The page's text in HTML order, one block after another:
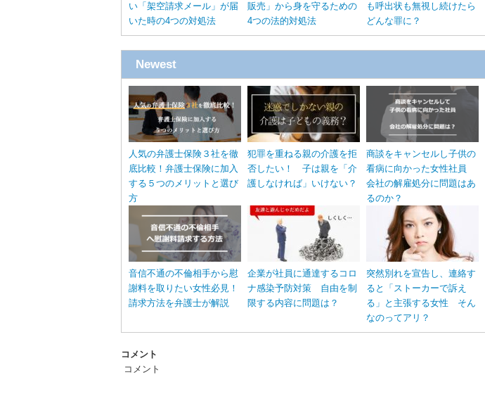
い「架空請求メール」が届
いた時の4つの対処法
販売」から身を守るための
4つの法的対処法
も呼出状も無視し続けたら
どんな罪に？
Newest
人気の弁護士保険３社を徹
底比較！弁護士保険に加入
する５つのメリットと選び
方
犯罪を重ねる親の介護を拒
否したい！ 子は親を「介
護しなければ」いけない？
商談をキャンセルし子供の
看病に向かった女性社員
会社の解雇処分に問題はあ
るのか？
音信不通の不倫相手から慰
謝料を取りたい女性必見！
請求方法を弁護士が解説
企業が社員に通達するコロ
ナ感染予防対策 自由を制
限する内容に問題は？
突然別れを宣告し、連絡す
ると「ストーカーで訴え
る」と主張する女性 そん
なのってアリ？
コメント
コメント